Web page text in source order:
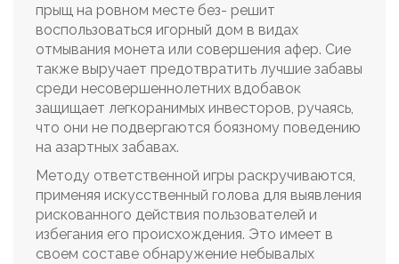
прыщ на ровном месте без- решит
воспользоваться игорный дом в видах
отмывания монета или совершения афер. Сие
также выручает предотвратить лучшие забавы
среди несовершеннолетних вдобавок
защищает легкоранимых инвесторов, ручаясь,
что они не подвергаются боязному поведению
на азартных забавах.
Методу ответственной игры раскручиваются,
применяя искусственный голова для выявления
рискованного действия пользователей и
избегания его происхождения. Это имеет в
своем составе обнаружение небывалых